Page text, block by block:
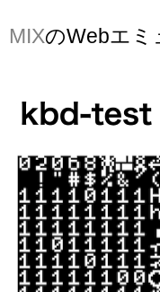
MIXのWebエミ